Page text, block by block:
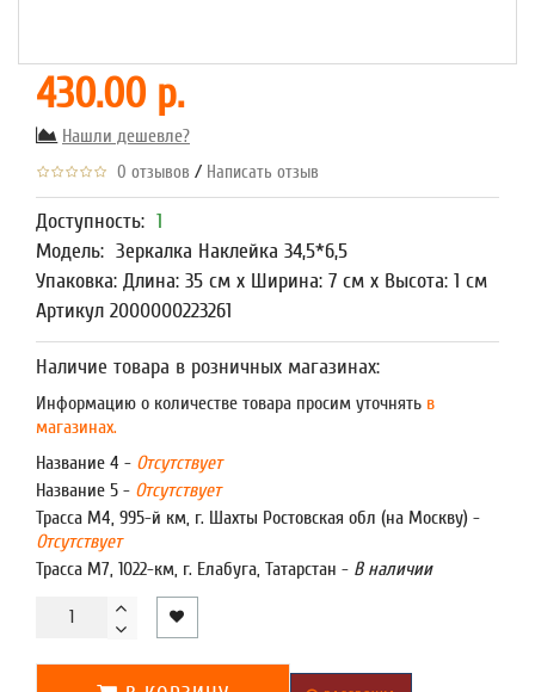
430.00 р.
Нашли дешевле?
0 отзывов / Написать отзыв
Доступность: 1
Модель: Зеркалка Наклейка 34,5*6,5
Упаковка: Длина: 35 см x Ширина: 7 см x Высота: 1 см
Артикул 2000000223261
Наличие товара в розничных магазинах:
Информацию о количестве товара просим уточнять в
магазинах.
Название 4 - Отсутствует
Название 5 - Отсутствует
Трасса М4, 995-й км, г. Шахты Ростовская обл (на Москву) -
Отсутствует
Трасса М7, 1022-км, г. Елабуга, Татарстан - В наличии